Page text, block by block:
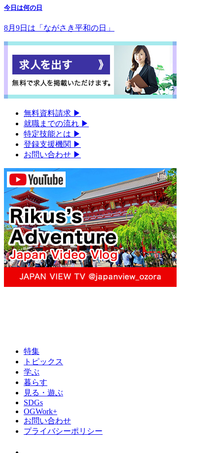
今日は何の日
8月9日は「ながさき平和の日」
無料資料請求 ▶︎
就職までの流れ ▶︎
特定技能とは ▶︎
登録支援機関 ▶︎
お問い合わせ ▶︎
特集
トピックス
学ぶ
暮らす
見る・遊ぶ
SDGs
OGWork+
お問い合わせ
プライバシーポリシー